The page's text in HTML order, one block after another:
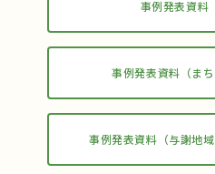
事例発表資料
事例発表資料（まち
事例発表資料（与謝地